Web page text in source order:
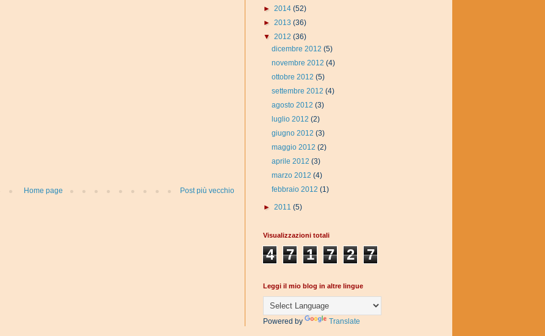
Post più vecchio
Home page
► 2014 (52)
► 2013 (36)
▼ 2012 (36)
dicembre 2012(5)
novembre 2012(4)
ottobre 2012(5)
settembre 2012(4)
agosto 2012(3)
luglio 2012(2)
giugno 2012(3)
maggio 2012(2)
aprile 2012(3)
marzo 2012(4)
febbraio 2012(1)
► 2011 (5)
Visualizzazioni totali
4 7 1 7 2 7
Leggi il mio blog in altre lingue
Powered by Translate